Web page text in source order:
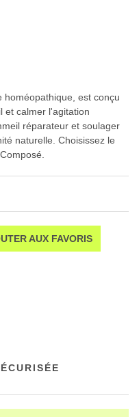
homéopathique, est conçu
et calmer l'agitation
réparateur et soulager
naturelle. Choisissez le
AUX FAVORIS